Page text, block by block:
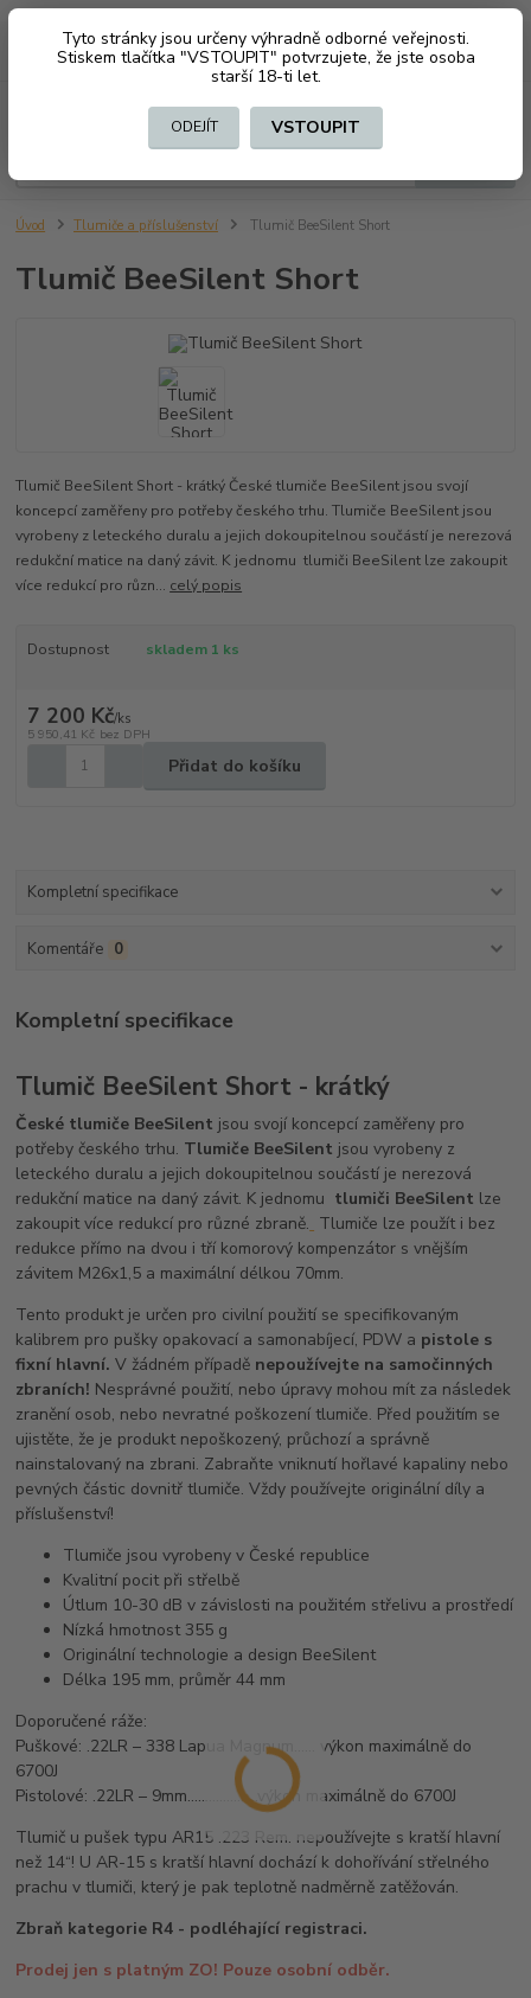
Tyto stránky jsou určeny výhradně odborné veřejnosti.
Stiskem tlačítka "VSTOUPIT" potvrzujete, že jste osoba
starší 18-ti let.
ODEJÍT VSTOUPIT
CZK
+420 603794370 za0 Kč
Úvod Tlumiče a příslušenství Tlumič BeeSilent Short
Tlumič BeeSilent Short
Tlumič BeeSilent Short - krátký České tlumiče BeeSilent jsou svojí
koncepcí zaměřeny pro potřeby českého trhu. Tlumiče BeeSilent jsou
vyrobeny z leteckého duralu a jejich dokoupitelnou součástí je nerezová
redukční matice na daný závit. K jednomu tlumiči BeeSilent lze zakoupit
více redukcí pro různ... celý popis
Dostupnost skladem 1 ks
7 200 Kč/ks
5 950,41 Kč bez DPH
Přidat do košíku
Kompletní specifikace
Komentáře 0
Kompletní specifikace
Tlumič BeeSilent Short - krátký
České tlumiče BeeSilent jsou svojí koncepcí zaměřeny pro
potřeby českého trhu. Tlumiče BeeSilent jsou vyrobeny z
leteckého duralu a jejich dokoupitelnou součástí je nerezová
redukční matice na daný závit. K jednomu tlumiči BeeSilent lze
zakoupit více redukcí pro různé zbraně. Tlumiče lze použít i bez
redukce přímo na dvou i tří komorový kompenzátor s vnějším
závitem M26x1,5 a maximální délkou 70mm.
Tento produkt je určen pro civilní použití se specifikovaným
kalibrem pro pušky opakovací a samonabíjecí, PDW a pistole s
fixní hlavní. V žádném případě nepoužívejte na samočinných
zbraních! Nesprávné použití, nebo úpravy mohou mít za následek
zranění osob, nebo nevratné poškození tlumiče. Před použitím se
ujistěte, že je produkt nepoškozený, průchozí a správně
nainstalovaný na zbrani. Zabraňte vniknutí hořlavé kapaliny nebo
pevných částic dovnitř tlumiče. Vždy používejte originální díly a
příslušenství!
Tlumiče jsou vyrobeny v České republice
Kvalitní pocit při střelbě
Útlum 10-30 dB v závislosti na použitém střelivu a prostředí
Nízká hmotnost 355 g
Originální technologie a design BeeSilent
Délka 195 mm, průměr 44 mm
Doporučené ráže:
Puškové: .22LR – 338 Lapua Magnum...... výkon maximálně do
6700J
Pistolové: .22LR – 9mm....................výkon maximálně do 6700J
Tlumič u pušek typu AR15 .223 Rem. nepoužívejte s kratší hlavní
než 14“! U AR-15 s kratší hlavní dochází k dohořívání střelného
prachu v tlumiči, který je pak teplotně nadměrně zatěžován.
Zbraň kategorie R4 - podléhající registraci.
Prodej jen s platným ZO! Pouze osobní odběr.